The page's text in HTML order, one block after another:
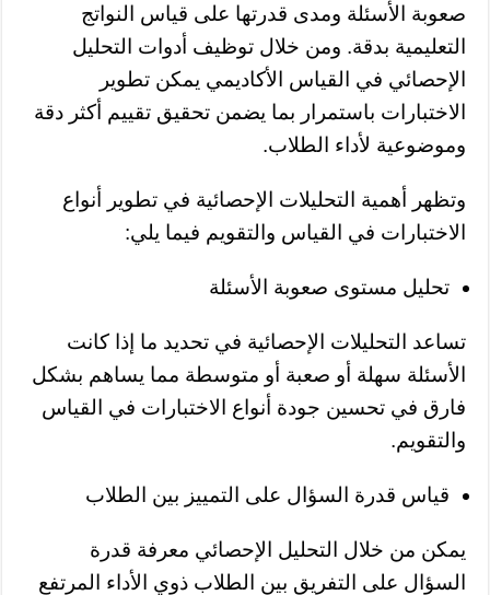
صعوبة الأسئلة ومدى قدرتها على قياس النواتج
التعليمية بدقة. ومن خلال توظيف أدوات التحليل
الإحصائي في القياس الأكاديمي يمكن تطوير
الاختبارات باستمرار بما يضمن تحقيق تقييم أكثر دقة
وموضوعية لأداء الطلاب.
وتظهر أهمية التحليلات الإحصائية في تطوير أنواع
الاختبارات في القياس والتقويم فيما يلي:
تحليل مستوى صعوبة الأسئلة
تساعد التحليلات الإحصائية في تحديد ما إذا كانت
الأسئلة سهلة أو صعبة أو متوسطة مما يساهم بشكل
فارق في تحسين جودة أنواع الاختبارات في القياس
والتقويم.
قياس قدرة السؤال على التمييز بين الطلاب
يمكن من خلال التحليل الإحصائي معرفة قدرة
السؤال على التفريق بين الطلاب ذوي الأداء المرتفع